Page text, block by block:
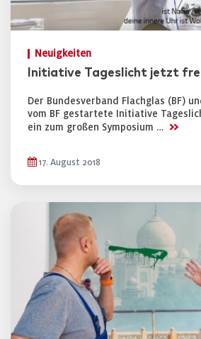
Neuigkeiten
Initiative Tageslicht jetzt
Der Bundesverband Flachglas (BF)
vom BF gestartete Initiative
ein zum großen Symposium … >>
17. August 2018